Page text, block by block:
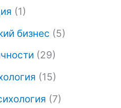
(1)
бизнес (5)
(29)
(15)
(7)